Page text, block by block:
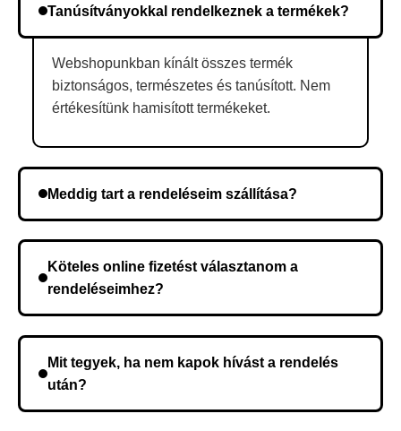
Tanúsítványokkal rendelkeznek a termékek?
Webshopunkban kínált összes termék
biztonságos, természetes és tanúsított. Nem
értékesítünk hamisított termékeket.
Meddig tart a rendeléseim szállítása?
kerül, és ez az időtartam függ a szállítási címtől.
Köteles online fizetést választanom a
rendeléseimhez?
Mit tegyek, ha nem kapok hívást a rendelés
után?